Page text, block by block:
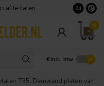
af te halen 8.4
0
€ Incl. btw
T35. Damwand platen van